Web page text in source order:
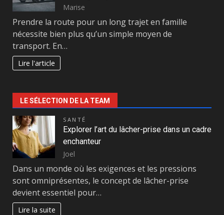
Marise
Prendre la route pour un long trajet en famille
nécessite bien plus qu’un simple moyen de
transport. En…
Lire l'article
LE SÉLECTION DE LA TEAM
SANTÉ
Explorer l’art du lâcher-prise dans un cadre
enchanteur
Joel
Dans un monde où les exigences et les pressions
sont omniprésentes, le concept de lâcher-prise
devient essentiel pour…
Lire la suite